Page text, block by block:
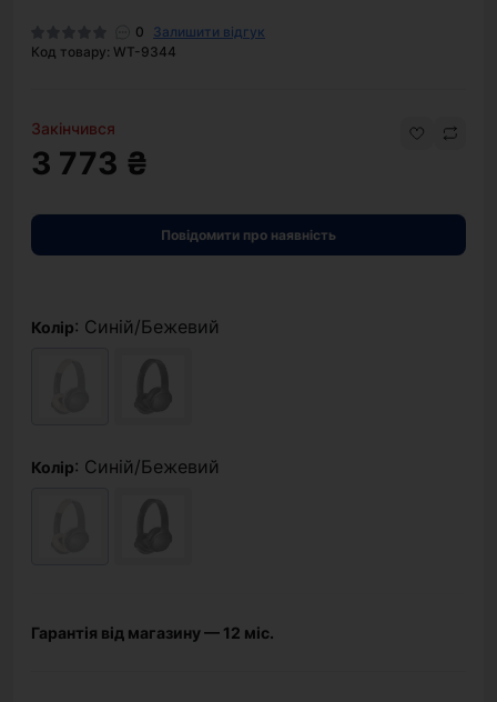
0
Залишити відгук
Код товару: WT-9344
Закінчився
3 773 ₴
Повідомити про наявність
Колір: Синій/Бежевий
Колір: Синій/Бежевий
Гарантія від магазину — 12 міс.